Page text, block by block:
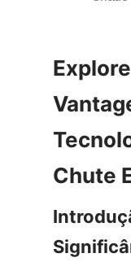
Chute